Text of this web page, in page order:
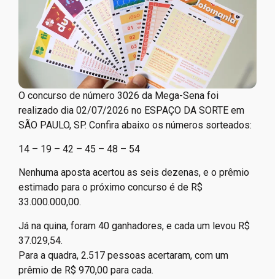
O concurso de número 3026 da Mega-Sena foi
realizado dia 02/07/2026 no ESPAÇO DA SORTE em
SÃO PAULO, SP. Confira abaixo os números sorteados:
14 – 19 – 42 – 45 – 48 – 54
Nenhuma aposta acertou as seis dezenas, e o prêmio
estimado para o próximo concurso é de R$
33.000.000,00.
Já na quina, foram 40 ganhadores, e cada um levou R$
37.029,54.
Para a quadra, 2.517 pessoas acertaram, com um
prêmio de R$ 970,00 para cada.